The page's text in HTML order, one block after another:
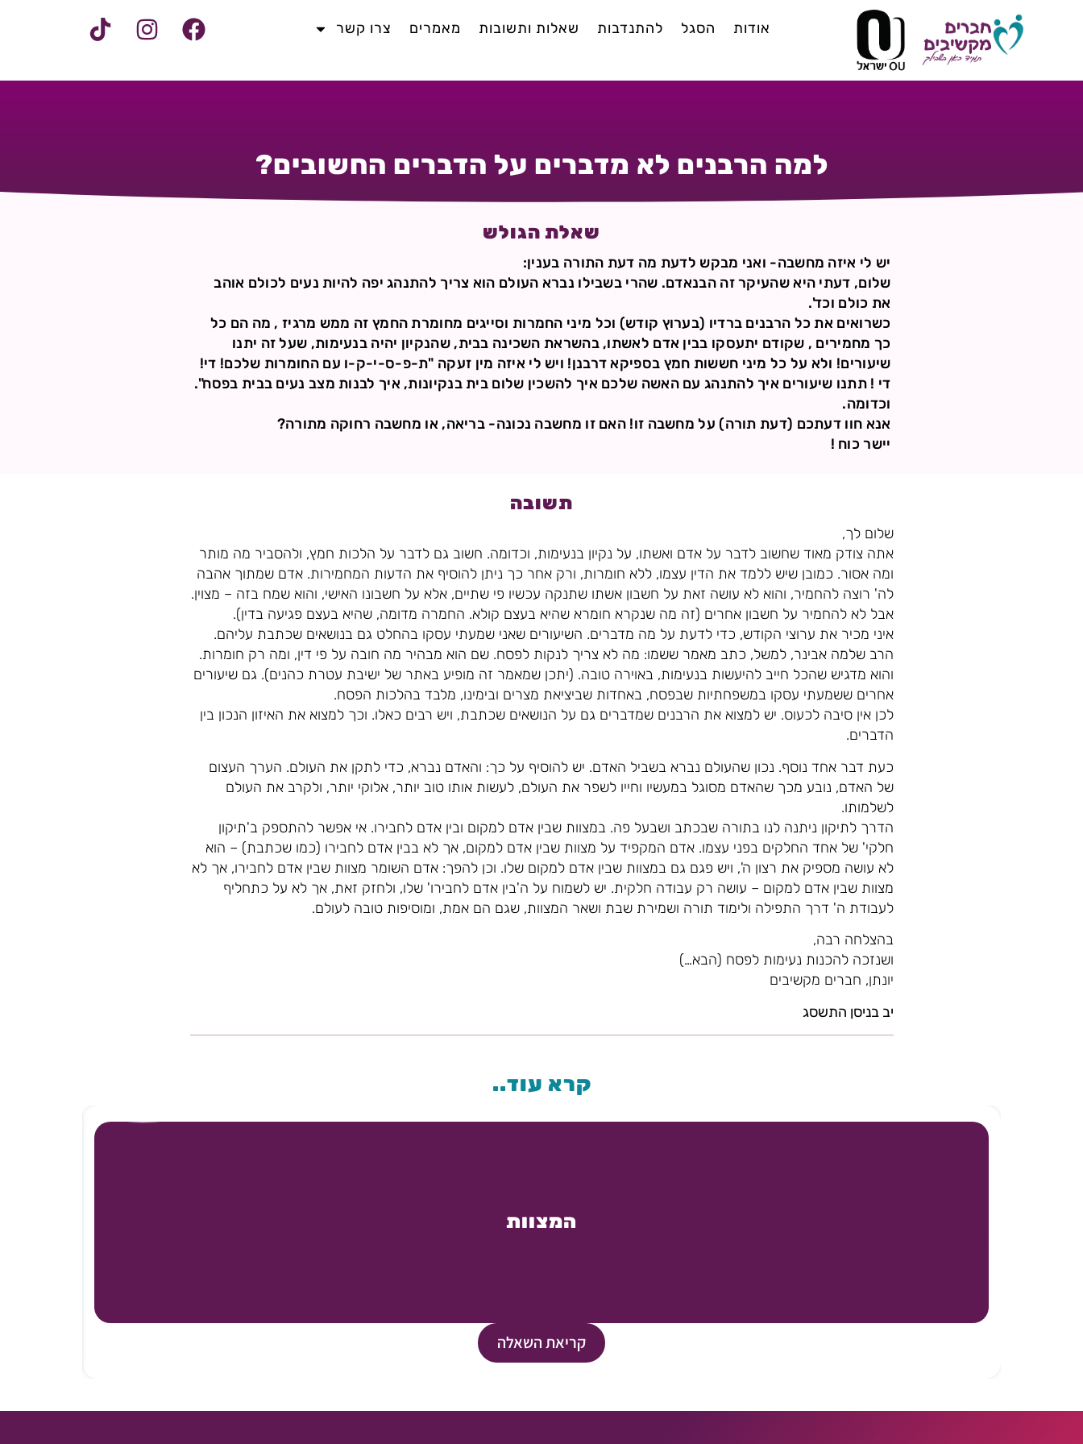
אודות הסגל להתנדבות שאלות ותשובות מאמרים צרו קשר
למה הרבנים לא מדברים על הדברים החשובים?
שאלת הגולש
יש לי איזה מחשבה- ואני מבקש לדעת מה דעת התורה בענין:
שלום, דעתי היא שהעיקר זה הבנאדם. שהרי בשבילו נברא העולם הוא צריך להתנהג יפה להיות נעים לכולם אוהב
את כולם וכד'.
כשרואים את כל הרבנים ברדיו (בערוץ קודש) וכל מיני החמרות וסייגים מחומרת החמץ זה ממש מרגיז , מה הם כל
כך מחמירים , שקודם יתעסקו בבין אדם לאשתו, בהשראת השכינה בבית, שהנקיון יהיה בנעימות, שעל זה יתנו
שיעורים! ולא על כל מיני חששות חמץ בספיקא דרבנן! ויש לי איזה מין זעקה "ת-פ-ס-י-ק-ו עם החומרות שלכם! די!
די ! תתנו שיעורים איך להתנהג עם האשה שלכם איך להשכין שלום בית בנקיונות, איך לבנות מצב נעים בבית בפסח".
וכדומה.
אנא חוו דעתכם (דעת תורה) על מחשבה זו! האם זו מחשבה נכונה- בריאה, או מחשבה רחוקה מתורה?
יישר כוח !
תשובה
שלום לך,
אתה צודק מאוד שחשוב לדבר על אדם ואשתו, על נקיון בנעימות, וכדומה. חשוב גם לדבר על הלכות חמץ, ולהסביר מה מותר
ומה אסור. כמובן שיש ללמד את הדין עצמו, ללא חומרות, ורק אחר כך ניתן להוסיף את הדעות המחמירות. אדם שמתוך אהבה
לה' רוצה להחמיר, והוא לא עושה זאת על חשבון אשתו שתנקה עכשיו פי שתיים, אלא על חשבונו האישי, והוא שמח בזה – מצוין.
אבל לא להחמיר על חשבון אחרים (זה מה שנקרא חומרא שהיא בעצם קולא. החמרה מדומה, שהיא בעצם פגיעה בדין).
איני מכיר את ערוצי הקודש, כדי לדעת על מה מדברים. השיעורים שאני שמעתי עסקו בהחלט גם בנושאים שכתבת עליהם.
הרב שלמה אבינר, למשל, כתב מאמר ששמו: מה לא צריך לנקות לפסח. שם הוא מבהיר מה חובה על פי דין, ומה רק חומרות.
והוא מדגיש שהכל חייב להיעשות בנעימות, באוירה טובה. (יתכן שמאמר זה מופיע באתר של ישיבת עטרת כהנים). גם שיעורים
אחרים ששמעתי עסקו במשפחתיות שבפסח, באחדות שביציאת מצרים ובימינו, מלבד בהלכות הפסח.
לכן אין סיבה לכעוס. יש למצוא את הרבנים שמדברים גם על הנושאים שכתבת, ויש רבים כאלו. וכך למצוא את האיזון הנכון בין
הדברים.
כעת דבר אחד נוסף. נכון שהעולם נברא בשביל האדם. יש להוסיף על כך: והאדם נברא, כדי לתקן את העולם. הערך העצום
של האדם, נובע מכך שהאדם מסוגל במעשיו וחייו לשפר את העולם, לעשות אותו טוב יותר, אלוקי יותר, ולקרב את העולם
לשלמותו.
הדרך לתיקון ניתנה לנו בתורה שבכתב ושבעל פה. במצוות שבין אדם למקום ובין אדם לחבירו. אי אפשר להתספק ב'תיקון
חלקי' של אחד החלקים בפני עצמו. אדם המקפיד על מצוות שבין אדם למקום, אך לא בבין אדם לחבירו (כמו שכתבת) – הוא
לא עושה מספיק את רצון ה', ויש פגם גם במצוות שבין אדם למקום שלו. וכן להפך: אדם השומר מצוות שבין אדם לחבירו, אך לא
מצוות שבין אדם למקום – עושה רק עבודה חלקית. יש לשמוח על ה'בין אדם לחבירו' שלו, ולחזק זאת, אך לא על כתחליף
לעבודת ה' דרך התפילה ולימוד תורה ושמירת שבת ושאר המצוות, שגם הם אמת, ומוסיפות טובה לעולם.
בהצלחה רבה,
ושנזכה להכנות נעימות לפסח (הבא…)
יונתן, חברים מקשיבים
יב בניסן התשסג
קרא עוד..
המצוות
קריאת השאלה